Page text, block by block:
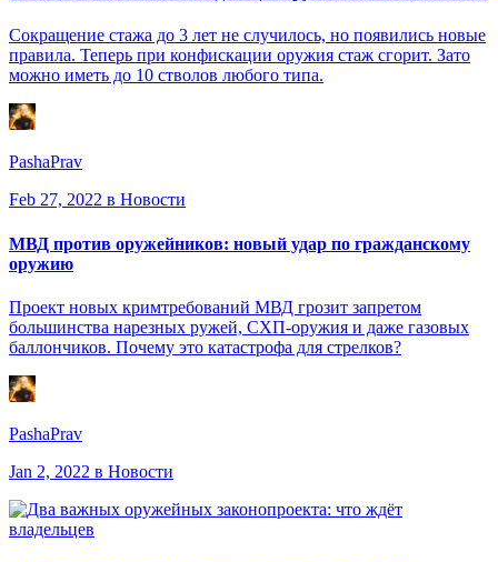
Сокращение стажа до 3 лет не случилось, но появились новые
правила. Теперь при конфискации оружия стаж сгорит. Зато
можно иметь до 10 стволов любого типа.
PashaPrav
Feb 27, 2022 в Новости
МВД против оружейников: новый удар по гражданскому
оружию
Проект новых кримтребований МВД грозит запретом
большинства нарезных ружей, СХП-оружия и даже газовых
баллончиков. Почему это катастрофа для стрелков?
PashaPrav
Jan 2, 2022 в Новости